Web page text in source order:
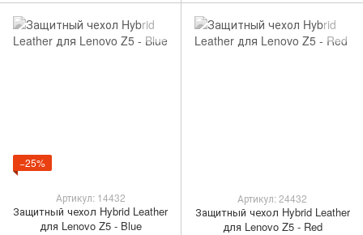
−25%
Артикул: 14432
Защитный чехол Hybrid Leather
для Lenovo Z5 - Blue
Артикул: 24432
Защитный чехол Hybrid Leather
для Lenovo Z5 - Red